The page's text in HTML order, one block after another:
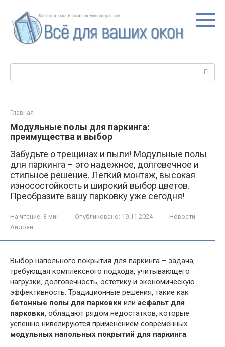
контенту
Главная
Модульные полы для паркинга:
преимущества и выбор
Забудьте о трещинах и пыли! Модульные полы
для паркинга – это надежное, долговечное и
стильное решение. Легкий монтаж, высокая
износостойкость и широкий выбор цветов.
Преобразите вашу парковку уже сегодня!
На чтение: 3 мин Опубликовано: 19.11.2024
Новости
Андрей
Выбор напольного покрытия для паркинга – задача‚
требующая комплексного подхода‚ учитывающего
нагрузки‚ долговечность‚ эстетику и экономическую
эффективность. Традиционные решения‚ такие как
бетонные полы для парковки или асфальт для
парковки ‚ обладают рядом недостатков‚ которые
успешно нивелируются применением современных
модульных напольных покрытий для паркинга